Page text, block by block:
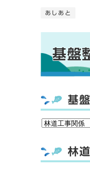
あしあと
基盤
基
林